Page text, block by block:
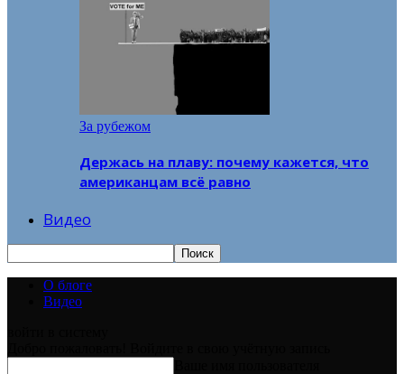
За рубежом
Держась на плаву: почему кажется, что
американцам всё равно
Видео
О блоге
Видео